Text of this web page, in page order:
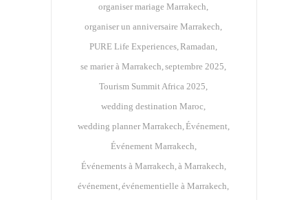
organiser mariage Marrakech
organiser un anniversaire Marrakech
PURE Life Experiences Ramadan
se marier à Marrakech septembre 2025
Tourism Summit Africa 2025
wedding destination Maroc
wedding planner Marrakech Événement
Événement Marrakech
Événements à Marrakech à Marrakech
événement événementielle à Marrakech